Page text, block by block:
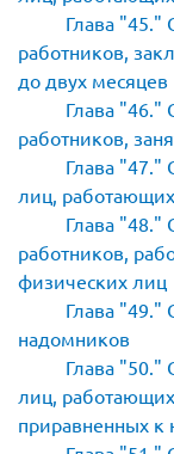
Глава 45.
работников,
до двух месяцев
Глава 46.
работников,
Глава 47.
лиц,
Глава 48.
работников,
физических лиц
Глава 49.
надомников
Глава 50.
лиц,
приравненных к